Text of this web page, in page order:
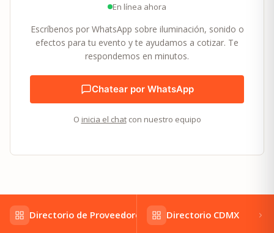
En línea ahora
Escríbenos por WhatsApp sobre iluminación, sonido o
efectos para tu evento y te ayudamos a cotizar. Te
respondemos en minutos.
Chatear por WhatsApp
O inicia el chatcon nuestro equipo
Directorio de Proveedores Directorio CDMX